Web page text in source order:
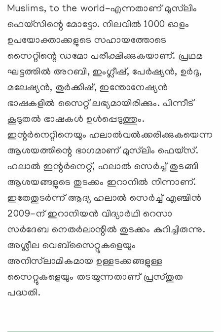
Muslims, to the world-എന്നതാണ് മുസ്‍ലിം
ഫെയ്സിന്റെ മോട്ടോ. നിലവില്‍ 1000 ഓളം
ഉപയോക്താക്കളുടെ സഹായത്തോടെ
സൈറ്റിന്റെ ഡമോ പരീക്ഷിക്കുകയാണ്. പ്രഥമ
ഘട്ടത്തില്‍ അറബി, ഇംഗ്ലീഷ്, പേര്‍ഷ്യന്‍, ഉര്‍ദു,
മലേഷ്യന്‍, തുര്‍ക്കിഷ്, ഇന്തോനേഷ്യന്‍
ഭാഷകളില്‍ സൈറ്റ് ലഭ്യമായിരിക്കും. പിന്നീട്
കൂടുതല്‍ ഭാഷകള്‍ ഉള്‍പ്പെടുത്തും.
ഇന്റര്‍നെറ്റിനെയും ഹലാല്‍വല്‍ക്കരിക്കുകയെന്ന
ആശയത്തിന്റെ ഭാഗമാണ് മുസ്‍ലിം ഫെയ്സ്.
ഹലാല്‍ ഇന്റര്‍നെറ്റ്, ഹലാല്‍ സെര്‍ച്ച് തുടങ്ങി
ആശയങ്ങളുടെ തുടക്കം ഇറാനില്‍ നിന്നാണ്.
ഇതേതുടര്‍ന്ന് ആദ്യ ഹലാല്‍ സെര്‍ച്ച് എഞ്ചിന്‍
2009-ന് ഇറാനിയന്‍ വിദ്യാര്‍ഥി റെസാ
സര്‍ദേബ നെതര്‍ലാന്റില്‍ തുടക്കം കുറിച്ചിരുന്നു.
അശ്ലീല വെബ്സൈറ്റുകളെയും
അനിസ്‍ലാമികമായ ഉള്ളടക്കങ്ങളുള്ള
സൈറ്റുകളെയും തടയുന്നതാണ് പ്രസ്തുത
പദ്ധതി.